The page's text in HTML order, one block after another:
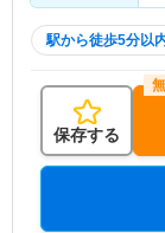
駅から徒歩5分以
保存する